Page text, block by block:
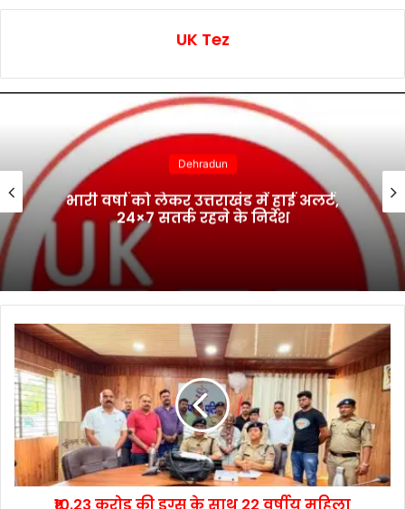
UK Tez
Dehradun
भारी वर्षा को लेकर उत्तराखंड में हाई अलर्ट,
24×7 सतर्क रहने के निर्देश